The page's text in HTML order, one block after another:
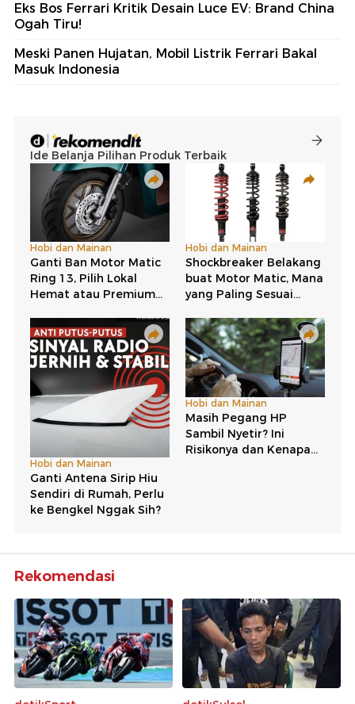
Eks Bos Ferrari Kritik Desain Luce EV: Brand China
Ogah Tiru!
Meski Panen Hujatan, Mobil Listrik Ferrari Bakal
Masuk Indonesia
Rekomendasi